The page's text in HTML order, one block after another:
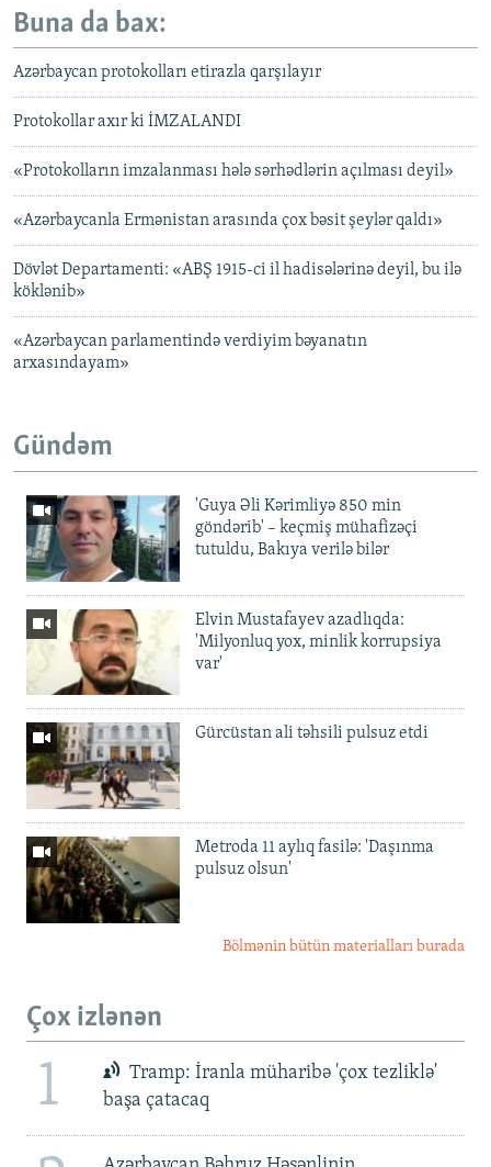
Buna da bax:
Azərbaycan protokolları etirazla qarşılayır
Protokollar axır ki İMZALANDI
«Protokolların imzalanması hələ sərhədlərin açılması deyil»
«Azərbaycanla Ermənistan arasında çox bəsit şeylər qaldı»
Dövlət Departamenti: «ABŞ 1915-ci il hadisələrinə deyil, bu ilə
köklənib»
«Azərbaycan parlamentində verdiyim bəyanatın
arxasındayam»
Gündəm
'Guya Əli Kərimliyə 850 min
göndərib' – keçmiş mühafizəçi
tutuldu, Bakıya verilə bilər
Elvin Mustafayev azadlıqda:
'Milyonluq yox, minlik korrupsiya
var'
Gürcüstan ali təhsili pulsuz etdi
Metroda 11 aylıq fasilə: 'Daşınma
pulsuz olsun'
Bölmənin bütün materialları burada
Çox izlənən
1
Tramp: İranla müharibə 'çox tezliklə'
başa çatacaq